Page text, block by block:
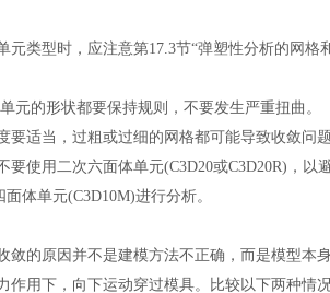
元类型时，应注意第17.3节“弹塑性分析的网格
元的形状都要保持规则，不要发生严重扭曲。
要适当，过粗或过细的网格都可能导致收敛问
使用二次六面体单元(C3D20或C3D20R)，
体单元(C3D10M)进行分析。
敛的原因并不是建模方法不正确，而是模型本
作用下，向下运动穿过模具。比较以下两种情